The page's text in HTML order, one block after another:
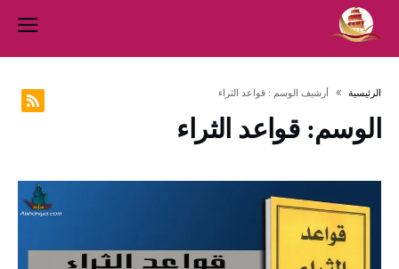
‫الرئيسية‬ ‫أرشيف الوسم :‬ قواعد الثراء
الوسم:قواعد الثراء